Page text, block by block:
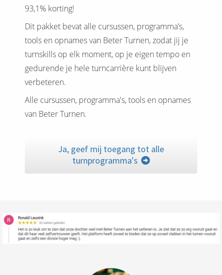
93,1% korting!
Dit pakket bevat alle cursussen, programma’s,
tools en opnames van Beter Turnen, zodat jij je
turnskills op elk moment, op je eigen tempo en
gedurende je hele turncarrière kunt blijven
verbeteren.
Alle cursussen, programma's, tools en opnames
van Beter Turnen.
Ja, geef mij toegang tot alle
turnprogramma's